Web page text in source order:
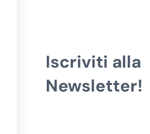
Iscriviti alla
Newsletter!